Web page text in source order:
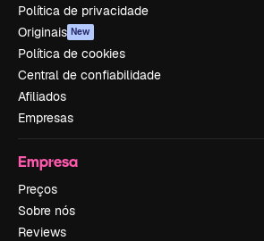
Política de privacidade
Originais New
Política de cookies
Central de confiabilidade
Afiliados
Empresas
Empresa
Preços
Sobre nós
Reviews